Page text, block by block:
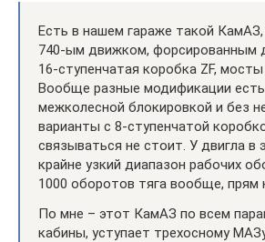
Есть в нашем гараже такой
740-ым движком, форсированным
16-ступенчатая коробка ZF,
Вообще разные модификации
межколесной блокировкой и без
варианты с 8-ступенчатой
связываться не стоит. У двигла в
крайне узкий диапазон рабочих
1000 оборотов тяга вообще, прям
По мне – этот КамАЗ по всем
кабины, уступает трехосному